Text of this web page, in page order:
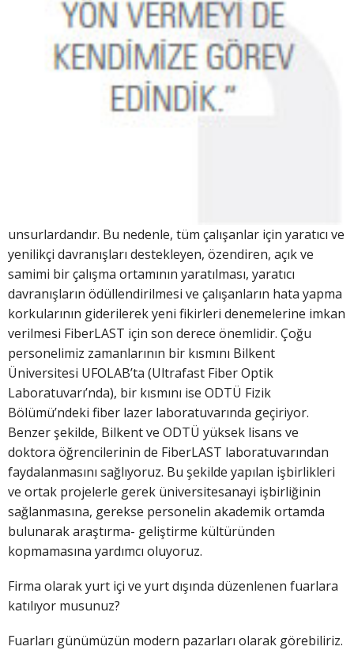
unsurlardandır. Bu nedenle, tüm çalışanlar için yaratıcı ve
yenilikçi davranışları destekleyen, özendiren, açık ve
samimi bir çalışma ortamının yaratılması, yaratıcı
davranışların ödüllendirilmesi ve çalışanların hata yapma
korkularının giderilerek yeni fikirleri denemelerine imkan
verilmesi FiberLAST için son derece önemlidir. Çoğu
personelimiz zamanlarının bir kısmını Bilkent
Üniversitesi UFOLAB’ta (Ultrafast Fiber Optik
Laboratuvarı’nda), bir kısmını ise ODTÜ Fizik
Bölümü’ndeki fiber lazer laboratuvarında geçiriyor.
Benzer şekilde, Bilkent ve ODTÜ yüksek lisans ve
doktora öğrencilerinin de FiberLAST laboratuvarından
faydalanmasını sağlıyoruz. Bu şekilde yapılan işbirlikleri
ve ortak projelerle gerek üniversitesanayi işbirliğinin
sağlanmasına, gerekse personelin akademik ortamda
bulunarak araştırma- geliştirme kültüründen
kopmamasına yardımcı oluyoruz.
Firma olarak yurt içi ve yurt dışında düzenlenen fuarlara
katılıyor musunuz?
Fuarları günümüzün modern pazarları olarak görebiliriz.